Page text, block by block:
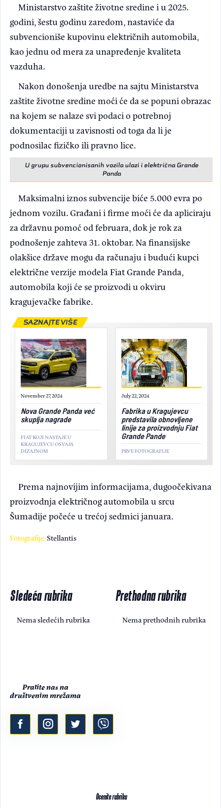
Ministarstvo zaštite životne sredine i u 2025.
godini, šestu godinu zaredom, nastaviće da
subvencioniše kupovinu električnih automobila,
kao jednu od mera za unapređenje kvaliteta
vazduha.
Nakon donošenja uredbe na sajtu Ministarstva
zaštite životne sredine moći će da se popuni obrazac
na kojem se nalaze svi podaci o potrebnoj
dokumentaciji u zavisnosti od toga da li je
podnosilac fizičko ili pravno lice.
U grupu subvencionisanih vozila ulazi i električna Grande
Panda
Maksimalni iznos subvencije biće 5.000 evra po
jednom vozilu. Građani i firme moći će da apliciraju
za državnu pomoć od februara, dok je rok za
podnošenje zahteva 31. oktobar. Na finansijske
olakšice države mogu da računaju i budući kupci
električne verzije modela Fiat Grande Panda,
automobila koji će se proizvodi u okviru
kragujevačke fabrike.
November 27, 2024
Nova Grande Panda već
skuplja nagrade
FIAT KOJI NASTAJE U
KRAGUJEVCU OSVAJA
DIZAJNOM
July 22, 2024
Fabrika u Kragujevcu
predstavila obnovljene
linije za proizvodnju Fiat
Grande Pande
PRVE FOTOGRAFIJE
SAZNAJTE VIŠE
Prema najnovijim informacijama, dugoočekivana
proizvodnja električnog automobila u srcu
Šumadije počeće u trećoj sedmici januara.
Fotografije:Stellantis
Sledeća rubrika
Nema sledećih rubrika
Prethodna rubrika
Nema prethodnih rubrika
Pratite nas na
društvenim mrežama
Ocenite rubriku